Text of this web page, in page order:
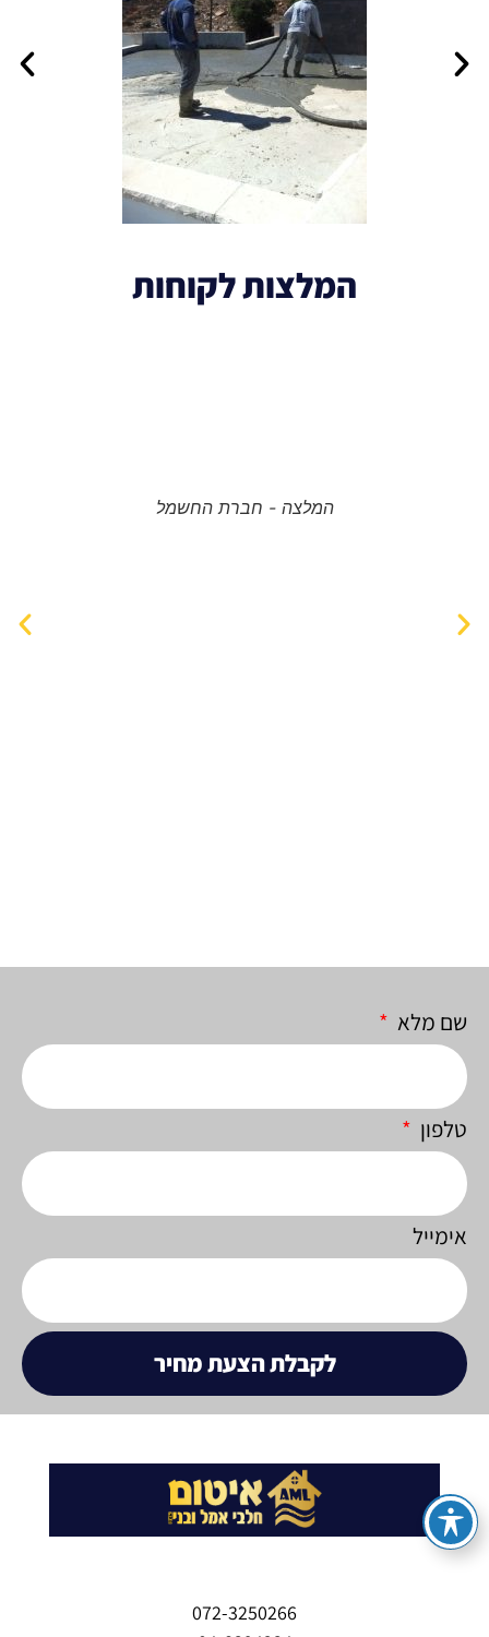
המלצות לקוחות
שם מלא
טלפון
אימייל
לקבלת הצעת מחיר
072-3250266